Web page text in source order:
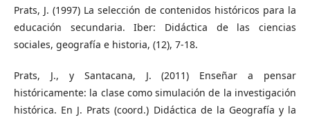
Prats, J. (1997) La selección de contenidos históricos para la
educación secundaria. Iber: Didáctica de las ciencias
sociales, geografía e historia, (12), 7-18.
Prats, J., y Santacana, J. (2011) Enseñar a pensar
históricamente: la clase como simulación de la investigación
histórica. En J. Prats (coord.) Didáctica de la Geografía y la